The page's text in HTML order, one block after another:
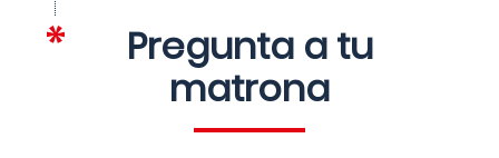
Pregunta a tu
matrona